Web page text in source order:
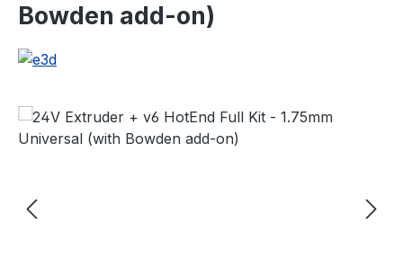
Bowden add-on)
Bildergalerie überspringen